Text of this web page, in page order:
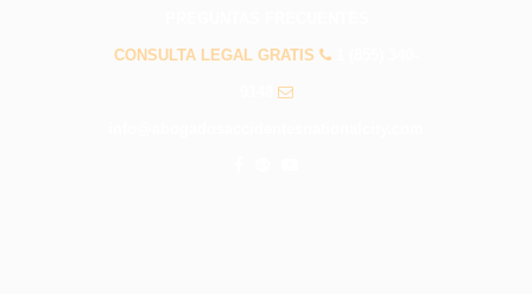
CONSULTA LEGAL GRATIS